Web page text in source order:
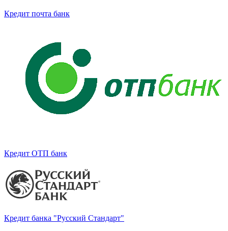
Кредит почта банк
Кредит ОТП банк
Кредит банка "Русский Стандарт"